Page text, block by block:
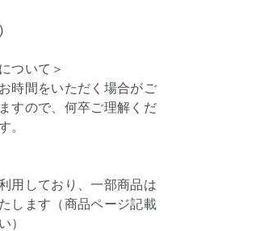
ついて＞
時間をいただく場合がご
すので、何卒ご理解くだ
。
用しており、一部商品は
します（商品ページ記載
）